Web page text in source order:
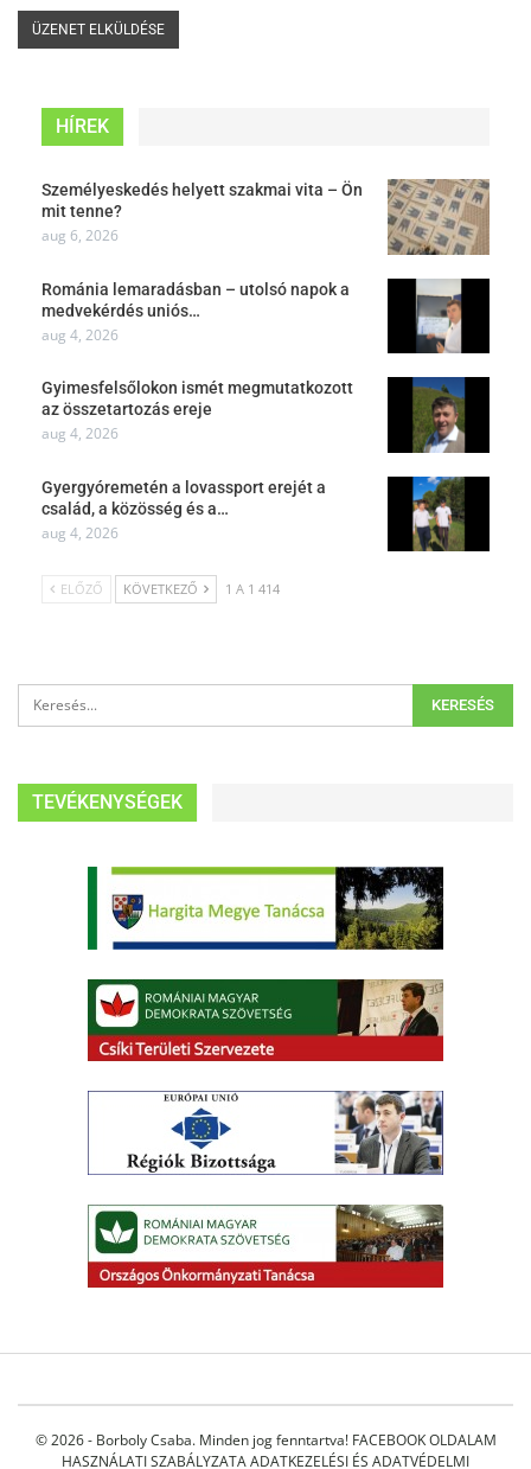
HÍREK
Személyeskedés helyett szakmai vita – Ön
mit tenne?
aug 6, 2026
Románia lemaradásban – utolsó napok a
medvekérdés uniós…
aug 4, 2026
Gyimesfelsőlokon ismét megmutatkozott
az összetartozás ereje
aug 4, 2026
Gyergyóremetén a lovassport erejét a
család, a közösség és a…
aug 4, 2026
ELŐZŐ KÖVETKEZŐ 1 A 1 414
TEVÉKENYSÉGEK
© 2026 - Borboly Csaba. Minden jog fenntartva! FACEBOOK OLDALAM
HASZNÁLATI SZABÁLYZATAADATKEZELÉSI ÉS ADATVÉDELMI